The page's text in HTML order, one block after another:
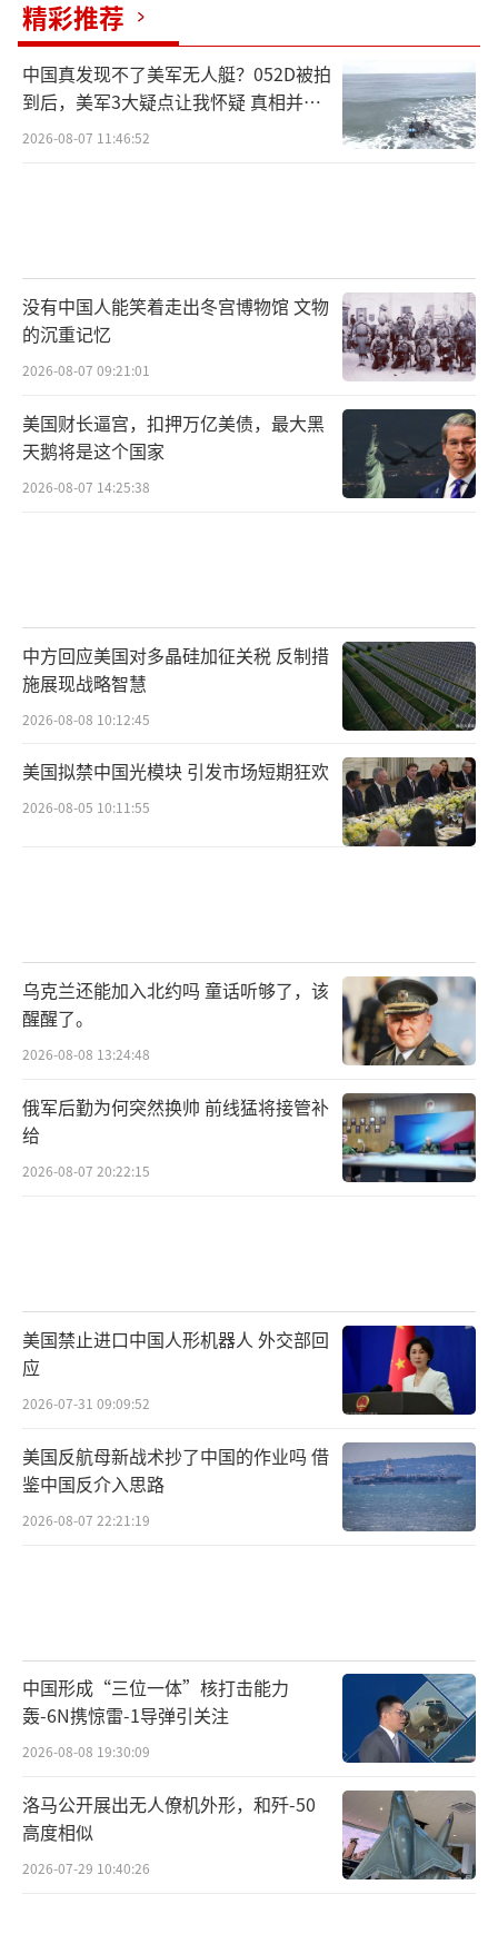
精彩推荐
中国真发现不了美军无人艇？052D被拍
到后，美军3大疑点让我怀疑 真相并非
如此
2026-08-07 11:46:52
没有中国人能笑着走出冬宫博物馆 文物
的沉重记忆
2026-08-07 09:21:01
美国财长逼宫，扣押万亿美债，最大黑
天鹅将是这个国家
2026-08-07 14:25:38
中方回应美国对多晶硅加征关税 反制措
施展现战略智慧
2026-08-08 10:12:45
美国拟禁中国光模块 引发市场短期狂欢
2026-08-05 10:11:55
乌克兰还能加入北约吗 童话听够了，该
醒醒了。
2026-08-08 13:24:48
俄军后勤为何突然换帅 前线猛将接管补
给
2026-08-07 20:22:15
美国禁止进口中国人形机器人 外交部回
应
2026-07-31 09:09:52
美国反航母新战术抄了中国的作业吗 借
鉴中国反介入思路
2026-08-07 22:21:19
中国形成“三位一体”核打击能力
轰-6N携惊雷-1导弹引关注
2026-08-08 19:30:09
洛马公开展出无人僚机外形，和歼-50
高度相似
2026-07-29 10:40:26